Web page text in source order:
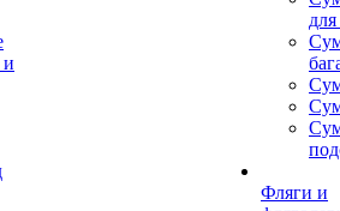
Фляги и